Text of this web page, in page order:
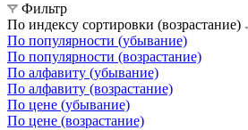
Фильтр
По индексу сортировки (возрастание)
По популярности (убывание)
По популярности (возрастание)
По алфавиту (убывание)
По алфавиту (возрастание)
По цене (убывание)
По цене (возрастание)